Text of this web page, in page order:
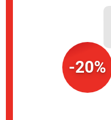
-20%